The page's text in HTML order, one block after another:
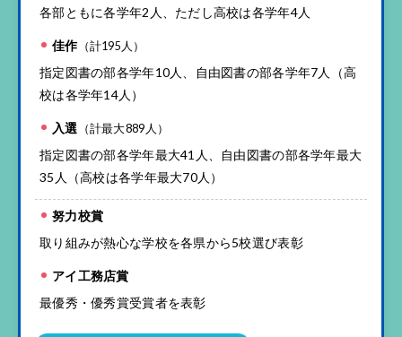
各部ともに各学年2人、ただし高校は各学年4人
佳作（計195人）
指定図書の部各学年10人、自由図書の部各学年7人（高
校は各学年14人）
入選 （計最大889人）
指定図書の部各学年最大41人、自由図書の部各学年最大
35人（高校は各学年最大70人）
努力校賞
取り組みが熱心な学校を各県から5校選び表彰
アイ工務店賞
最優秀・優秀賞受賞者を表彰